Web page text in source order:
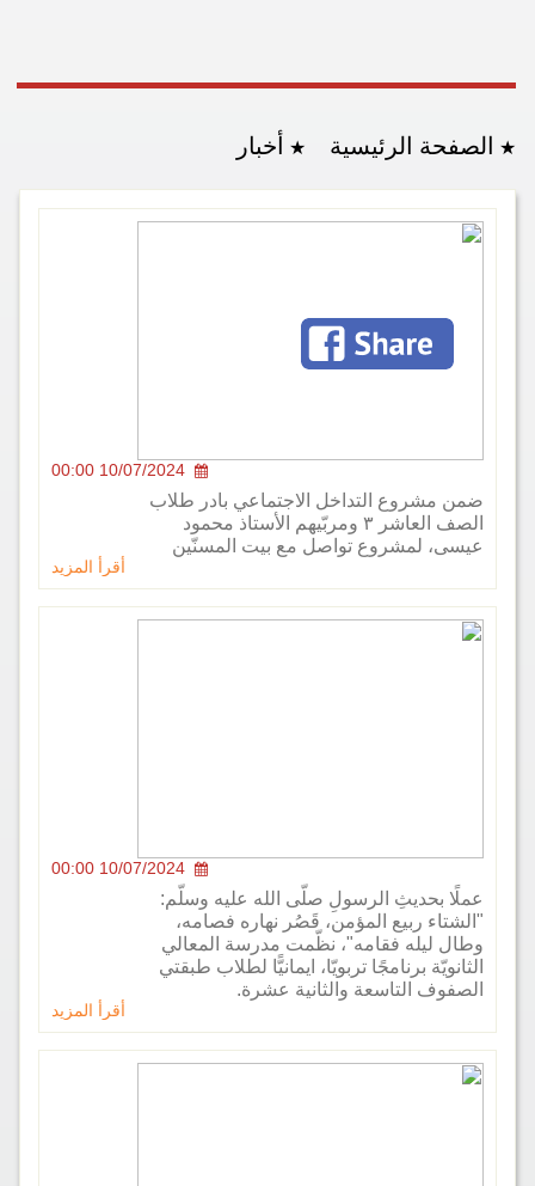
الرئيسية أخبار
10/07/2024 00:00
التداخل الاجتماعي بادر طلاب
الصف العاشر ٣ ومربّيهم الأستاذ محمود
لمشروع تواصل مع بيت المسنّين
10/07/2024 00:00
الرسولِ صلّى الله عليه وسلّم:
ربيع المؤمن، قَصُر نهاره فصامه،
فقامه"، نظّمت مدرسة المعالي
برنامجًا تربويّا، ايمانيًّا لطلاب طبقتي
التاسعة والثانية عشرة.